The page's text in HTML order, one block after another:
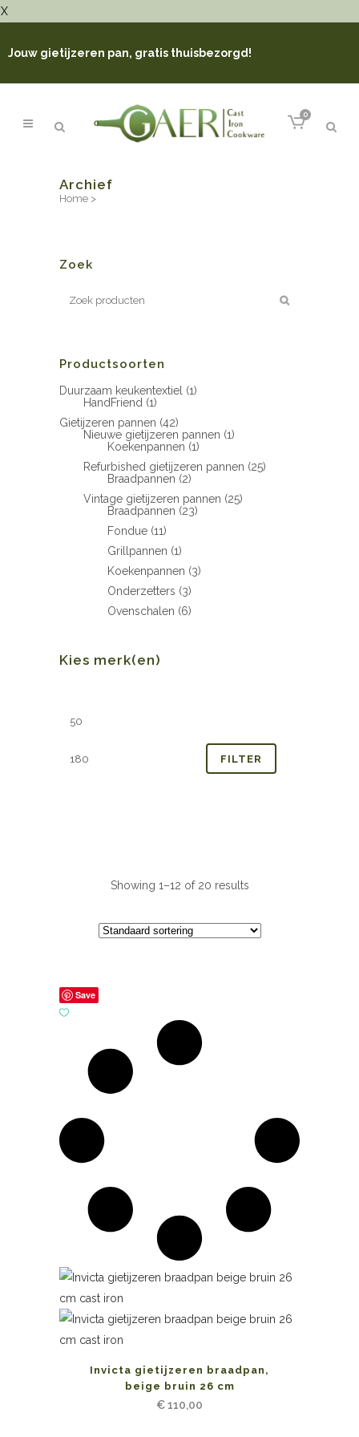
X
Jouw gietijzeren pan, gratis thuisbezorgd!
0
Archief
Home >
Zoek
Productsoorten
Duurzaam keukentextiel (1)
HandFriend (1)
Gietijzeren pannen (42)
Nieuwe gietijzeren pannen (1)
Koekenpannen (1)
Refurbished gietijzeren pannen (25)
Braadpannen (2)
Vintage gietijzeren pannen (25)
Braadpannen (23)
Fondue (11)
Grillpannen (1)
Koekenpannen (3)
Onderzetters (3)
Ovenschalen (6)
Kies merk(en)
FILTER
Showing 1–12 of 20 results
Save
Invicta gietijzeren braadpan,
beige bruin 26 cm
€110,00